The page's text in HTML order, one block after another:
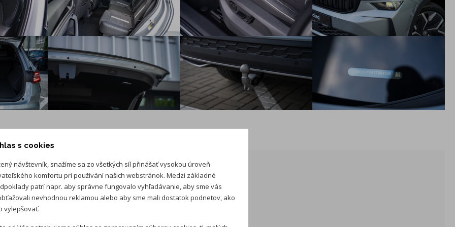
disky Tirsuli z ľahkej zliatiny 7,5J x 19"- antracitové (pneu
235/50 R19)
nárazníky a bočné prahy lakované vo farbe karosérie
dizajnové prvky v čiernej lesklej farbe - kryty vonkajších
spätných zrkadiel, orámovanie prednej masky chladiča,
orámovanie okien hore, obloženie D-stĺpika
strešný nosič čierny lesklý
akustické bočné okná vpredu + Sunset - sklá s vyšším
stupňom tónovania od B-stĺpika
ovládaním DSG prevodovky
disky Rila 8Jx20" z ľahkej zliatiny- antracitové leštené,
s cookies
návštevník, snažíme sa zo všetkých síl přinášať vysokou úroveň
komfortu pri používání našich webstránok. Medzi základné
patrí napr. aby správne fungovalo vyhľadávanie, aby sme vás
nevhodnou reklamou alebo aby sme mali dostatok podnetov, ako
vylepšovať.